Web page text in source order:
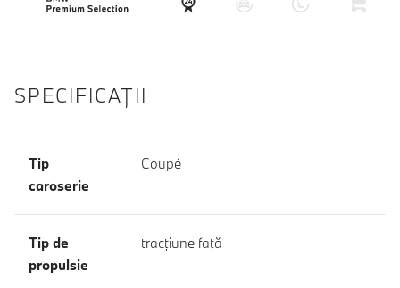
SPECIFICAŢII
Tip
caroserie
Coupé
Tip de
propulsie
tracţiune faţă